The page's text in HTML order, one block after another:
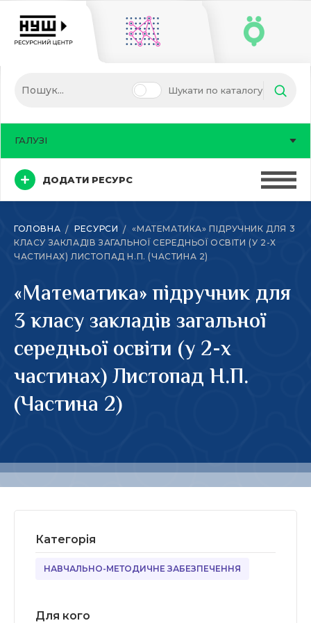
Шукати по каталогу
ДОДАТИ РЕСУРС
ГАЛУЗІ
ГОЛОВНА РЕСУРСИ
«МАТЕМАТИКА» ПІДРУЧНИК ДЛЯ 3
КЛАСУ ЗАКЛАДІВ ЗАГАЛЬНОЇ СЕРЕДНЬОЇ ОСВІТИ (У 2-Х
ЧАСТИНАХ) ЛИСТОПАД Н.П. (ЧАСТИНА 2)
«Математика» підручник для
3 класу закладів загальної
середньої освіти (у 2-х
частинах) Листопад Н.П.
(Частина 2)
Категорія
НАВЧАЛЬНО-МЕТОДИЧНЕ ЗАБЕЗПЕЧЕННЯ
Для кого